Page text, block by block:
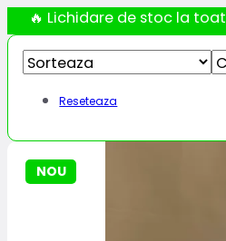
🔥 Lichidare de stoc la
Reseteaza
NOU